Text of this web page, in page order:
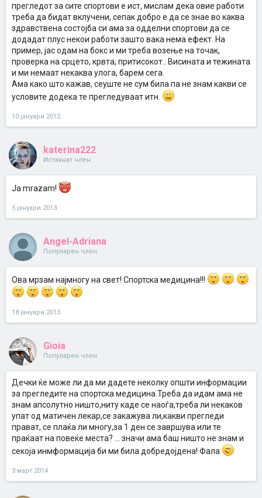
прегледот за сите спортови е ист, мислам дека овие работи
треба да бидат вклучени, сепак добро е да се знае во каква
здравствена состојба си ама за одделни спортови да се
додадат плус некои работи зашто вака нема ефект. На
пример, јас одам на бокс и ми треба возење на точак,
проверка на срцето, крвта, притисокот.. Висината и тежината
и ми немаат некаква улога, барем сега.
Ама како што кажав, сеуште не сум била па не знам какви се
условите додека те прегледуваат итн.
10 јануари 2012
katerina222
Истакнат член
Ja mrazam!
5 јануари 2013
Angel-Adriana
Популарен член
Ова мрзам најмногу на свет! Спортска медицина!!!
18 јануари 2013
Gioia
Популарен член
Дечки ќе може ли да ми дадете неколку општи информации
за прегледите на спортска медицина.Треба да идам ама не
знам апсолутно ништо,ниту каде се наоѓа,треба ли некаков
упат од матичен лекар,се закажува ли,какви прегледи
прават, се плаќа ли многу,за 1 ден се завршува или те
праќаат на повеќе места? ... значи ама баш ништо не знам и
секоја инмформација би ми била добредојдена! Фала
3 март 2014